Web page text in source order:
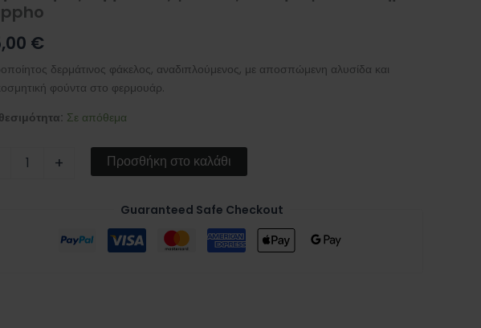
€
δερμάτινος φάκελος, αναδιπλούμενος, με αποσπώμενη αλυσίδα και
φούντα στο φερμουάρ.
Σε απόθεμα
+ Προσθήκη στο καλάθι
Guaranteed Safe Checkout